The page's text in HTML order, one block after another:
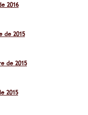
2016
de 2015
de 2015
2015